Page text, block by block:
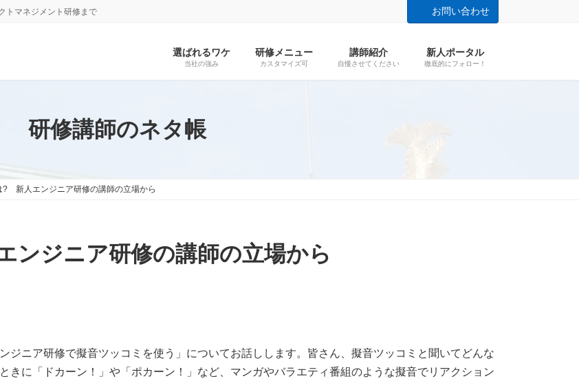
トマネジメント研修まで お問い合わせ
選ばれるワケ
当社の強み
研修メニュー
カスタマイズ可
講師紹介
自慢させてください
新人ポータル
徹底的にフォロー！
研修講師のネタ帳
? 新人エンジニア研修の講師の立場から
ジニア研修の講師の立場から
ジニア研修で擬音ツッコミを使う」についてお話しします。皆さん、擬音ツッコミと聞いてどんな
きに「ドカーン！」や「ポカーン！」など、マンガやバラエティ番組のような擬音でリアクション